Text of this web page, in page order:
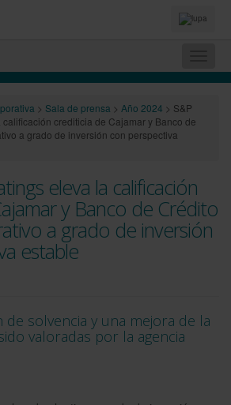
Idiomas
y
> Sala de prensa > Año 2024 > S&P
crediticia de Cajamar y Banco de
a grado de inversión con perspectiva
eleva la calificación
y Banco de Crédito
a grado de inversión
estable
de solvencia y una mejora de la
valoradas por la agencia